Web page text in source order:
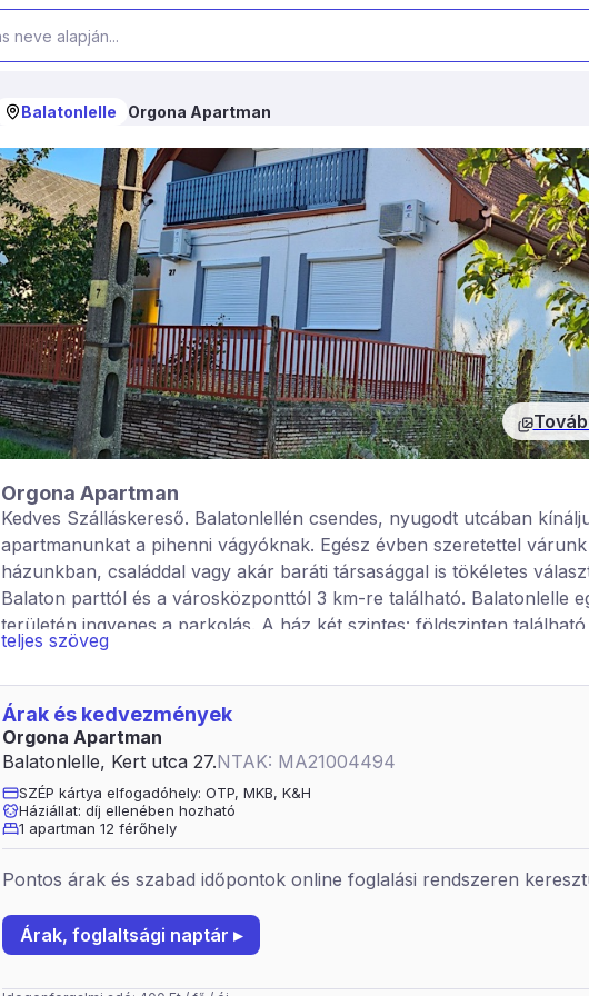
Balatonlelle Orgona Apartman
Orgona Apartman
Kedves Szálláskereső. Balatonlellén csendes, nyugodt utcában
apartmanunkat a pihenni vágyóknak. Egész évben szeretettel
házunkban, családdal vagy akár baráti társasággal is tökéletes
Balaton parttól és a városközponttól 3 km-re található. Balatonlelle
területén ingyenes a parkolás. A ház két szintes: földszinten található
hálószoba, nappali, wc, furdő, konyha-étkező. Emeleten: szintén 3
nappali is. A földszinten és az emeleten is pótágyas szoba található.
nagy családok vagy baráti társaságok számára, akár céges
helyszíne is lehet. A ház összesen 12 fő számára nyújt kényelmes
a pótágyakkal 14 fő számára nyújt szállást a nyaralni vágyóknak.
teljes szöveg
Árak és kedvezmények
Orgona Apartman
Balatonlelle, Kert utca 27.NTAK: MA21004494
SZÉP kártya elfogadóhely: OTP, MKB, K&H
Háziállat: díj ellenében hozható
1 apartman 12 férőhely
Pontos árak és szabad időpontok online foglalási rendszeren
Árak, foglaltsági naptár ▸